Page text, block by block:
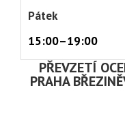
Pátek
15:00–19:00
PŘEVZETÍ
PRAHA